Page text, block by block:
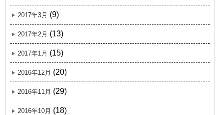
2017年3月 (9)
2017年2月 (13)
2017年1月 (15)
2016年12月 (20)
2016年11月 (29)
2016年10月 (18)